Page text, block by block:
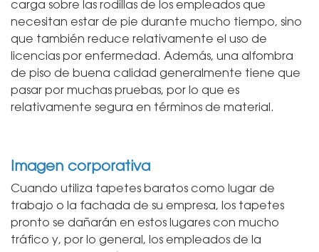
carga sobre las rodillas de los empleados que
necesitan estar de pie durante mucho tiempo, sino
que también reduce relativamente el uso de
licencias por enfermedad. Además, una alfombra
de piso de buena calidad generalmente tiene que
pasar por muchas pruebas, por lo que es
relativamente segura en términos de material.
Imagen corporativa
Cuando utiliza tapetes baratos como lugar de
trabajo o la fachada de su empresa, los tapetes
pronto se dañarán en estos lugares con mucho
tráfico y, por lo general, los empleados de la